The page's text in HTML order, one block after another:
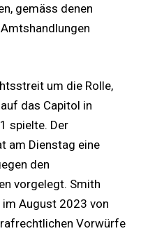
gemäss denen
um die Rolle,
das Capitol in
spielte. Der
am Dienstag eine
den
vorgelegt. Smith
August 2023 von
Vorwürfe